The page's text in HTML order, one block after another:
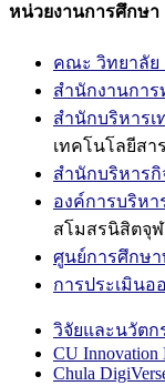
หน่วยงานการศึกษา
คณะ วิทยาลัย
สำนักงานการ
สำนักบริหารเ
เทคโนโลยีสา
สำนักบริหาร
องค์การบริห
สโมสรนิสิตจุฬ
ศูนย์การศึกษา
การประเมินอ
วิจัยและนวัตก
CU Innovation
Chula